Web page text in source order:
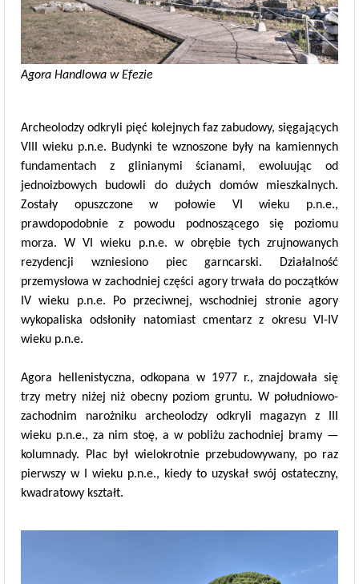
Agora Handlowa w Efezie
Archeolodzy odkryli pięć kolejnych faz zabudowy, sięgających
VIII wieku p.n.e. Budynki te wznoszone były na kamiennych
fundamentach z glinianymi ścianami, ewoluując od
jednoizbowych budowli do dużych domów mieszkalnych.
Zostały opuszczone w połowie VI wieku p.n.e.,
prawdopodobnie z powodu podnoszącego się poziomu
morza. W VI wieku p.n.e. w obrębie tych zrujnowanych
rezydencji wzniesiono piec garncarski. Działalność
przemysłowa w zachodniej części agory trwała do początków
IV wieku p.n.e. Po przeciwnej, wschodniej stronie agory
wykopaliska odsłoniły natomiast cmentarz z okresu VI-IV
wieku p.n.e.
Agora hellenistyczna, odkopana w 1977 r., znajdowała się
trzy metry niżej niż obecny poziom gruntu. W południowo-
zachodnim narożniku archeolodzy odkryli magazyn z III
wieku p.n.e., za nim stoę, a w pobliżu zachodniej bramy —
kolumnady. Plac był wielokrotnie przebudowywany, po raz
pierwszy w I wieku p.n.e., kiedy to uzyskał swój ostateczny,
kwadratowy kształt.